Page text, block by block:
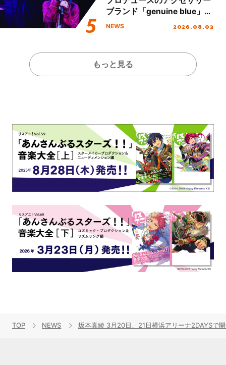
ブランド「genuine blue」の
新作アクセサリー予約も開
NEWS 2026.08.03
もっと見る
TOP NEWS 坂本真綾 3月20日、21日横浜アリーナ2DAYSで